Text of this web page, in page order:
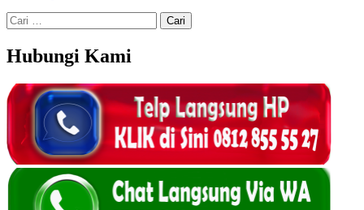
Cari
untuk:
Hubungi Kami